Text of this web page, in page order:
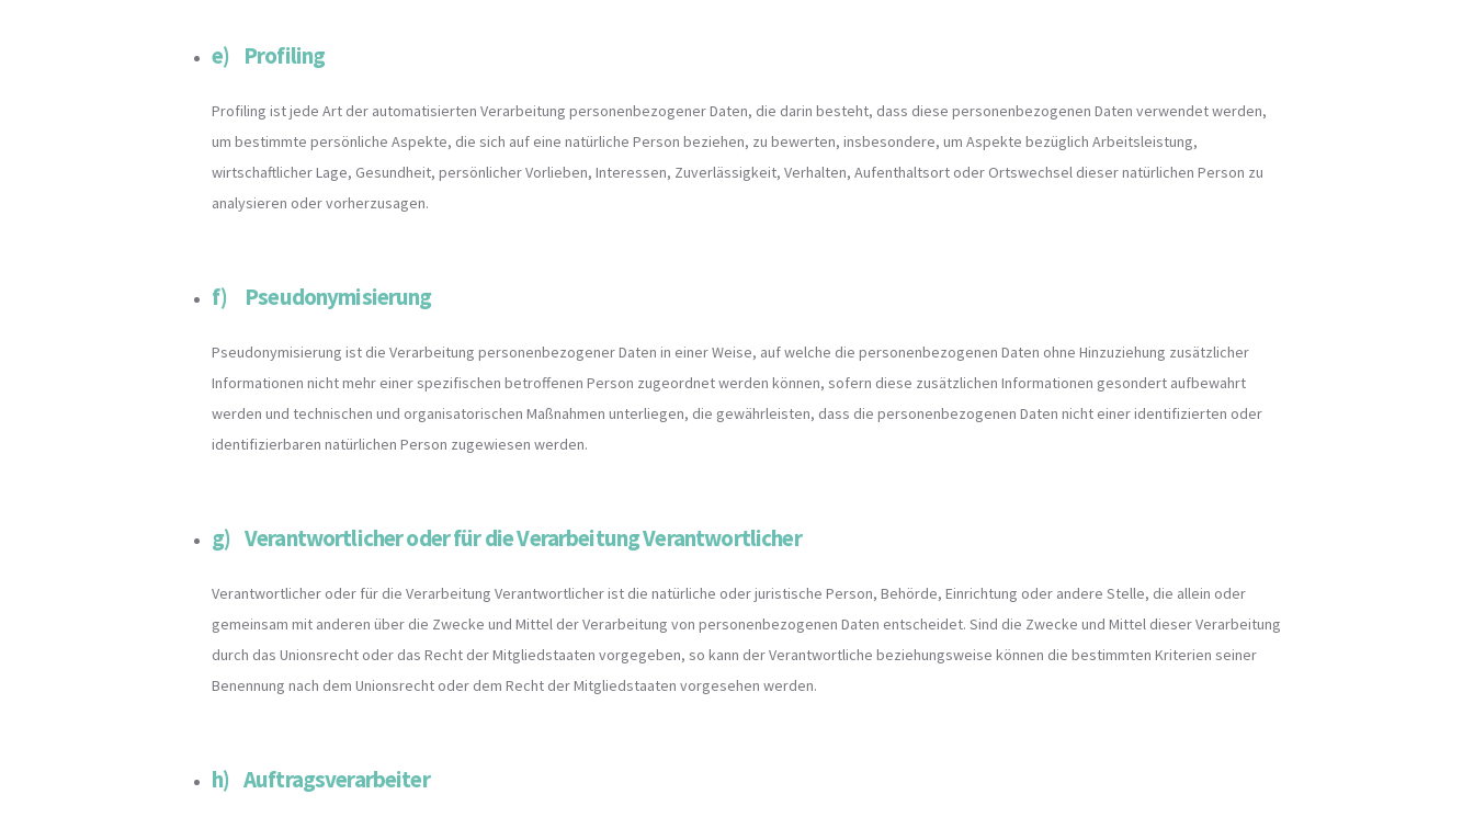
e) Profiling
Profiling ist jede Art der automatisierten Verarbeitung personenbezogener Daten, die darin besteht, dass diese personenbezogenen Daten verwendet werden,
um bestimmte persönliche Aspekte, die sich auf eine natürliche Person beziehen, zu bewerten, insbesondere, um Aspekte bezüglich Arbeitsleistung,
wirtschaftlicher Lage, Gesundheit, persönlicher Vorlieben, Interessen, Zuverlässigkeit, Verhalten, Aufenthaltsort oder Ortswechsel dieser natürlichen Person zu
analysieren oder vorherzusagen.
f) Pseudonymisierung
Pseudonymisierung ist die Verarbeitung personenbezogener Daten in einer Weise, auf welche die personenbezogenen Daten ohne Hinzuziehung zusätzlicher
Informationen nicht mehr einer spezifischen betroffenen Person zugeordnet werden können, sofern diese zusätzlichen Informationen gesondert aufbewahrt
werden und technischen und organisatorischen Maßnahmen unterliegen, die gewährleisten, dass die personenbezogenen Daten nicht einer identifizierten oder
identifizierbaren natürlichen Person zugewiesen werden.
g) Verantwortlicher oder für die Verarbeitung Verantwortlicher
Verantwortlicher oder für die Verarbeitung Verantwortlicher ist die natürliche oder juristische Person, Behörde, Einrichtung oder andere Stelle, die allein oder
gemeinsam mit anderen über die Zwecke und Mittel der Verarbeitung von personenbezogenen Daten entscheidet. Sind die Zwecke und Mittel dieser Verarbeitung
durch das Unionsrecht oder das Recht der Mitgliedstaaten vorgegeben, so kann der Verantwortliche beziehungsweise können die bestimmten Kriterien seiner
Benennung nach dem Unionsrecht oder dem Recht der Mitgliedstaaten vorgesehen werden.
h) Auftragsverarbeiter